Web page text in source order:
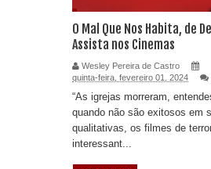
O Mal Que Nos Habita, de
Assista nos Cinemas
Wesley Pereira de Castro
quinta-feira, fevereiro 01, 2024
“As igrejas morreram,
quando não são exitosos em
qualitativas, os filmes de
interessant...